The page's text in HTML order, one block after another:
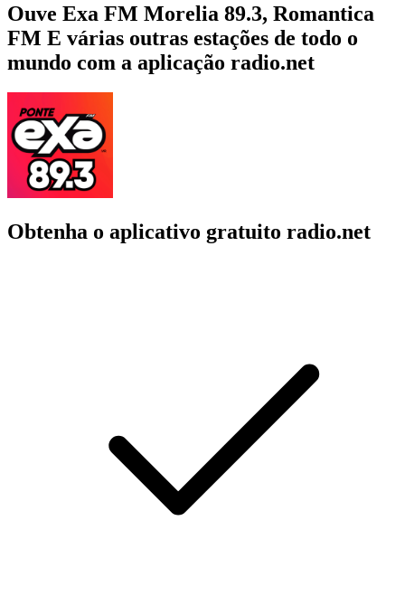
Ouve Exa FM Morelia 89.3, Romantica
FM E várias outras estações de todo o
mundo com a aplicação radio.net
Obtenha o aplicativo gratuito radio.net